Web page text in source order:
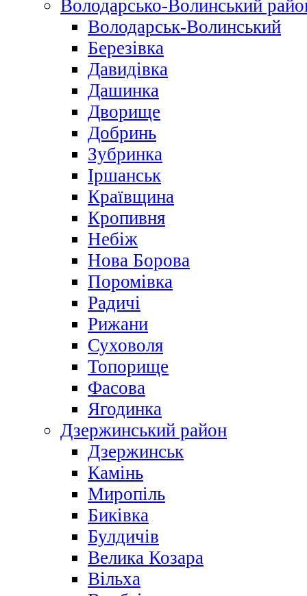
Володарсько-Волинський
Володарськ-Волинський
Березівка
Давидівка
Дашинка
Дворище
Добринь
Зубринка
Іршанськ
Краївщина
Кропивня
Небіж
Нова Борова
Поромівка
Радичі
Рижани
Суховоля
Топорище
Фасова
Ягодинка
Дзержинський район
Дзержинськ
Камінь
Миропіль
Биківка
Булдичів
Велика Козара
Вільха